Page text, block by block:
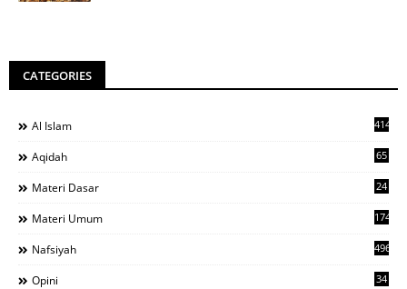
CATEGORIES
Al Islam 414
Aqidah 65
Materi Dasar 24
Materi Umum 1743
Nafsiyah 496
Opini 34